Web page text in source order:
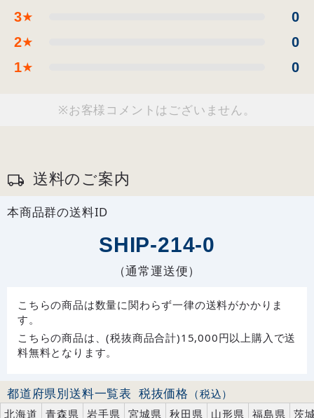
3★
0
2★
0
1★ 0
※お客様コメントはございません。
送料のご案内
本商品群の送料ID
SHIP-214-0
（通常運送便）
こちらの商品は数量に関わらず一律の送料がかかりま
す。
こちらの商品は、(税抜商品合計)15,000円以上購入で送
料無料となります。
都道府県別送料一覧表 税抜価格 （税込）
北海道
青森県 岩手県 宮城県 秋田県 山形県 福島県 茨